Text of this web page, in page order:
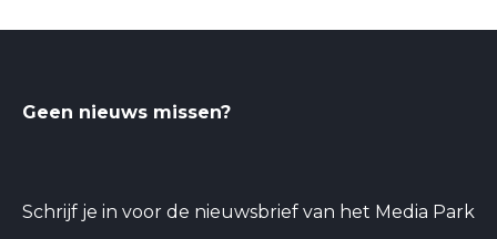
Geen nieuws missen?
Schrijf je in voor de nieuwsbrief van het Media Park